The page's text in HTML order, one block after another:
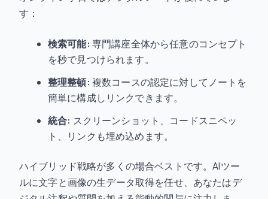
す：
検索可能: 専門講座全体から任意のコンセプト
を秒で見つけられます。
整理整頓: 複数コースの認定に対してノートを
簡単に構成しリンクできます。
統合: スクリーンショット、コードスニペッ
ト、リンクも埋め込めます。
ハイブリッド戦略が多くの場合ベストです。AIツー
ルに文字と画像の生データ取得を任せ、あなたはデ